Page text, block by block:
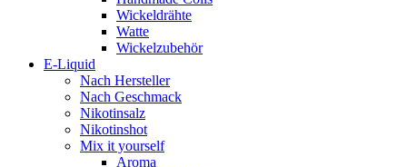
Wickeldrähte
Watte
Wickelzubehör
E-Liquid
Nach Hersteller
Nach Geschmack
Nikotinsalz
Nikotinshot
Mix it yourself
Aroma